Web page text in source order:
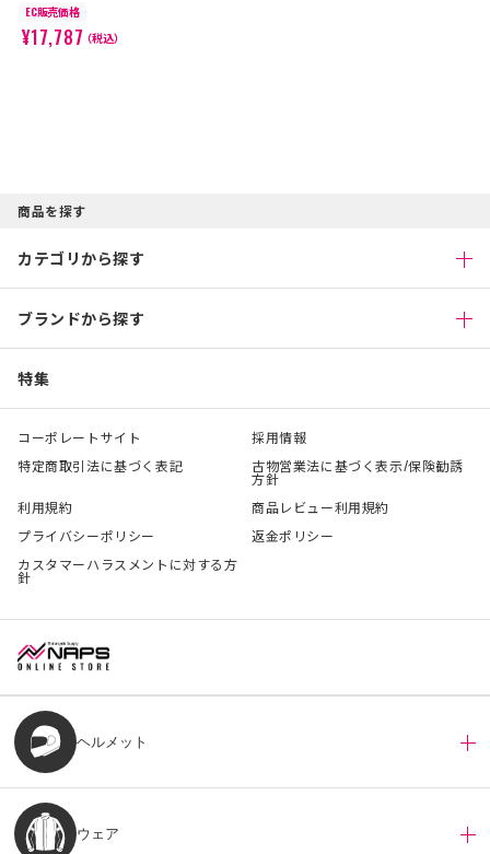
EC販売価格
¥17,787（税込）
商品を探す
カテゴリから探す
ブランドから探す
特集
コーポレートサイト
採用情報
特定商取引法に基づく表記
古物営業法に基づく表示/保険勧誘
方針
利用規約
商品レビュー利用規約
プライバシーポリシー
返金ポリシー
カスタマーハラスメントに対する方
針
ヘルメット
ウェア